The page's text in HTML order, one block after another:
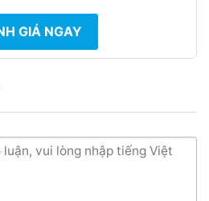
GIÁ NGAY